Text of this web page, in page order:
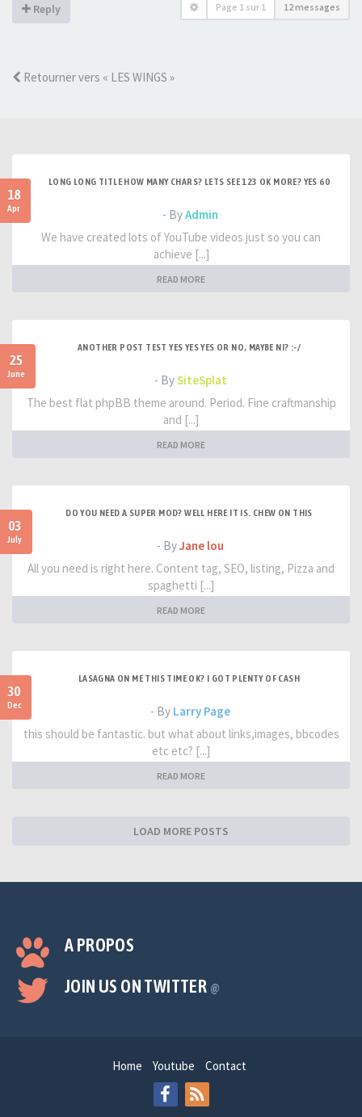
Reply Page 1 sur 1 12 messages
Retourner vers « LES WINGS »
18
Apr
LONG LONG TITLE HOW MANY CHARS? LETS SEE 123 OK MORE? YES 60
- ByAdmin
We have created lots of YouTube videos just so you can
achieve [...]
READ MORE
25
June
ANOTHER POST TEST YES YES YES OR NO, MAYBE NI? :-/
- BySiteSplat
The best flat phpBB theme around. Period. Fine craftmanship
and [...]
READ MORE
03
July
DO YOU NEED A SUPER MOD? WELL HERE IT IS. CHEW ON THIS
- ByJane lou
All you need is right here. Content tag, SEO, listing, Pizza and
spaghetti [...]
READ MORE
30
Dec
LASAGNA ON ME THIS TIME OK? I GOT PLENTY OF CASH
- By Larry Page
this should be fantastic. but what about links,images, bbcodes
etc etc? [...]
READ MORE
LOAD MORE POSTS
A PROPOS
JOIN US ON TWITTER @
Home Youtube Contact